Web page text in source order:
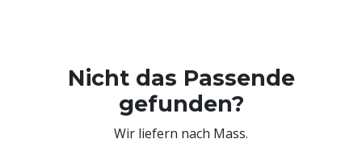
Nicht das Passende
gefunden?
Wir liefern nach Mass.